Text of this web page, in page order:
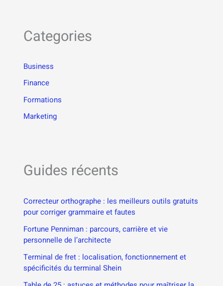
Categories
Business
Finance
Formations
Marketing
Guides récents
Correcteur orthographe : les meilleurs outils gratuits
pour corriger grammaire et fautes
Fortune Penniman : parcours, carrière et vie
personnelle de l’architecte
Terminal de fret : localisation, fonctionnement et
spécificités du terminal Shein